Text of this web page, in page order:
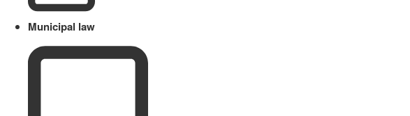
Municipal law